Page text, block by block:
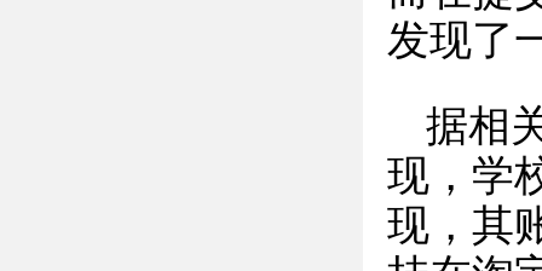
发现了
据相
现，学
现，其